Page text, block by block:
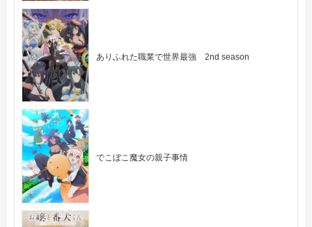
ありふれた職業で世界最強 2nd season
でこぼこ魔女の親子事情